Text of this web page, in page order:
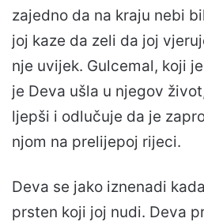
zajedno da na kraju nebi
joj kaze da zeli da joj
nje uvijek. Gulcemal, koji
je Deva ušla u njegov
ljepši i odlučuje da je
njom na prelijepoj rijeci.
Deva se jako iznenadi
prsten koji joj nudi. Deva